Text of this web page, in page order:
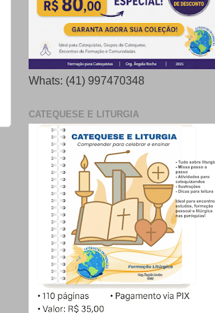
Whats: (41) 997470348
CATEQUESE E LITURGIA